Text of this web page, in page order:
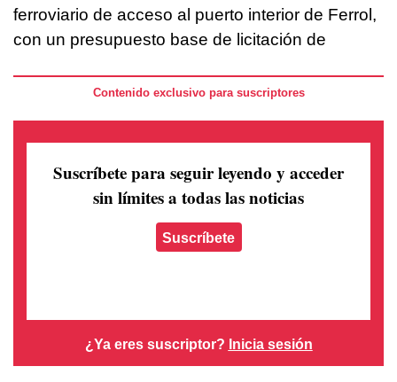
ferroviario de acceso al puerto interior de Ferrol,
con un presupuesto base de licitación de
Contenido exclusivo para suscriptores
Suscríbete para seguir leyendo y acceder
sin límites a todas las noticias
Suscríbete
¿Ya eres suscriptor? Inicia sesión